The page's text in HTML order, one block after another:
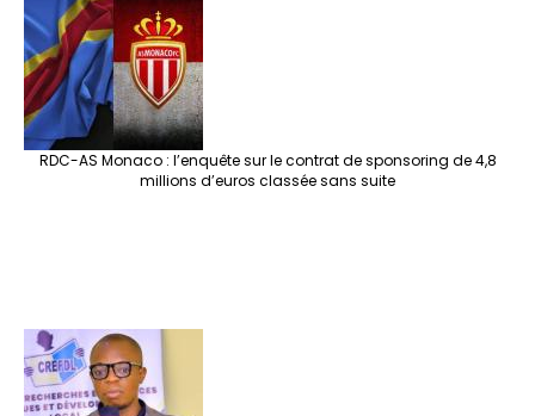
o
k
RDC-AS Monaco : l’enquête sur le contrat de sponsoring de 4,8
millions d’euros classée sans suite